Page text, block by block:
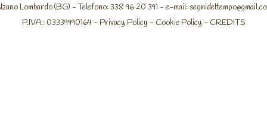
Lombardo (BG) - Telefono: 338 96 20 391 - e-mail:
P.IVA.: 03339990164 - Privacy Policy - Cookie Policy - CREDITS